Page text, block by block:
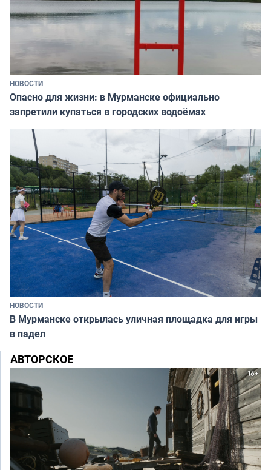
НОВОСТИ
Опасно для жизни: в Мурманске официально
запретили купаться в городских водоёмах
НОВОСТИ
В Мурманске открылась уличная площадка для игры
в падел
АВТОРСКОЕ